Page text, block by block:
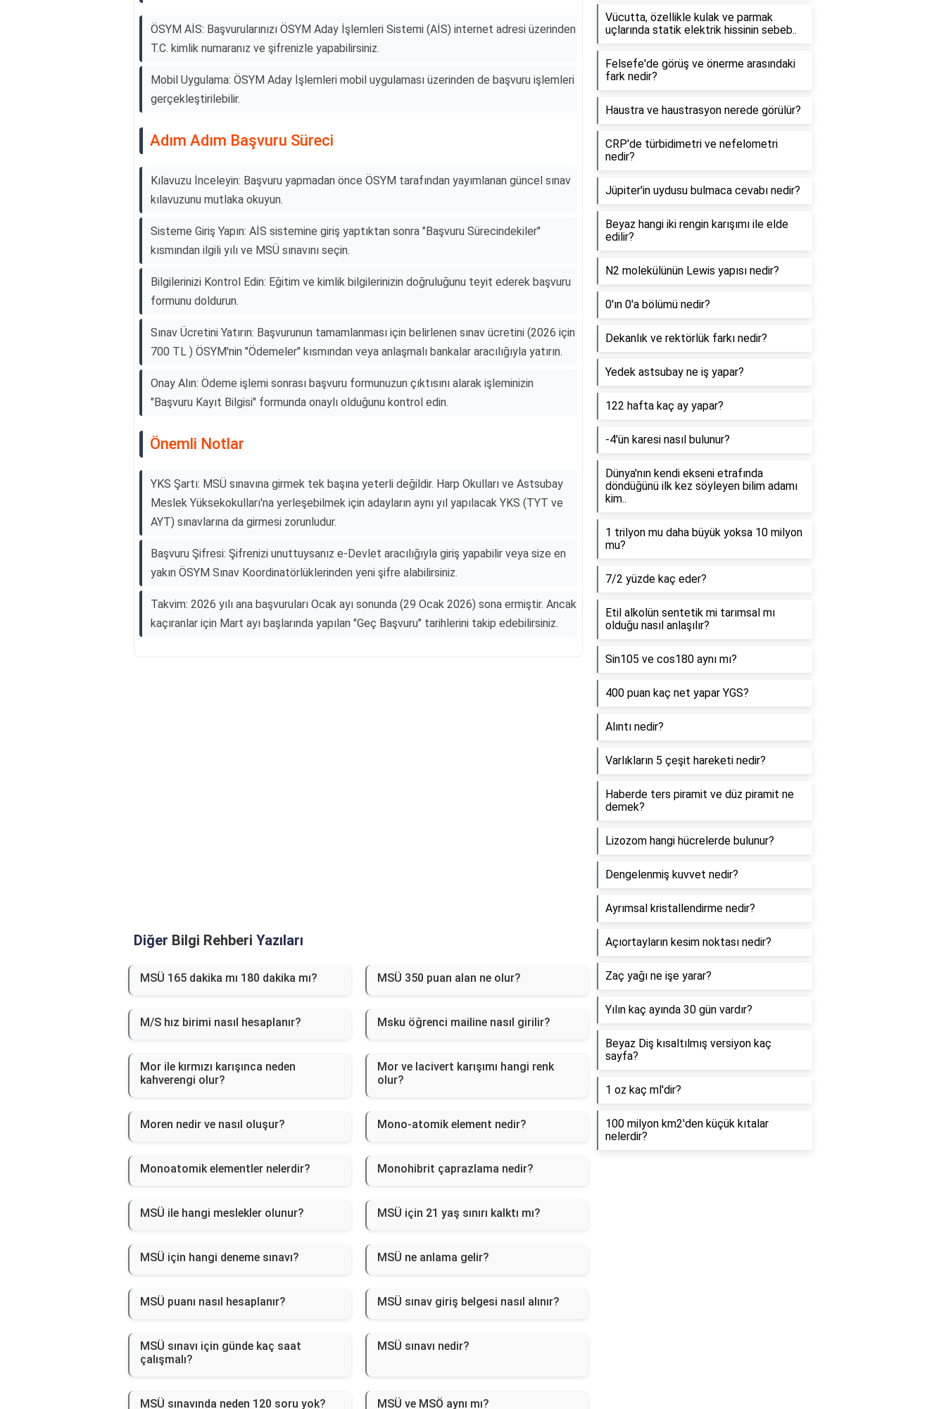
ÖSYM AİS: Başvurularınızı ÖSYM Aday İşlemleri Sistemi (AİS) internet adresi üzerinden
T.C. kimlik numaranız ve şifrenizle yapabilirsiniz.
Mobil Uygulama: ÖSYM Aday İşlemleri mobil uygulaması üzerinden de başvuru işlemleri
gerçekleştirilebilir.
Adım Adım Başvuru Süreci
Kılavuzu İnceleyin: Başvuru yapmadan önce ÖSYM tarafından yayımlanan güncel sınav
kılavuzunu mutlaka okuyun.
Sisteme Giriş Yapın: AİS sistemine giriş yaptıktan sonra "Başvuru Sürecindekiler"
kısmından ilgili yılı ve MSÜ sınavını seçin.
Bilgilerinizi Kontrol Edin: Eğitim ve kimlik bilgilerinizin doğruluğunu teyit ederek başvuru
formunu doldurun.
Sınav Ücretini Yatırın: Başvurunun tamamlanması için belirlenen sınav ücretini (2026 için
700 TL ) ÖSYM'nin "Ödemeler" kısmından veya anlaşmalı bankalar aracılığıyla yatırın.
Onay Alın: Ödeme işlemi sonrası başvuru formunuzun çıktısını alarak işleminizin
"Başvuru Kayıt Bilgisi" formunda onaylı olduğunu kontrol edin.
Önemli Notlar
YKS Şartı: MSÜ sınavına girmek tek başına yeterli değildir. Harp Okulları ve Astsubay
Meslek Yüksekokulları'na yerleşebilmek için adayların aynı yıl yapılacak YKS (TYT ve
AYT) sınavlarına da girmesi zorunludur.
Başvuru Şifresi: Şifrenizi unuttuysanız e-Devlet aracılığıyla giriş yapabilir veya size en
yakın ÖSYM Sınav Koordinatörlüklerinden yeni şifre alabilirsiniz.
Takvim: 2026 yılı ana başvuruları Ocak ayı sonunda (29 Ocak 2026) sona ermiştir. Ancak
kaçıranlar için Mart ayı başlarında yapılan "Geç Başvuru" tarihlerini takip edebilirsiniz.
Diğer Bilgi Rehberi Yazıları
MSÜ 165 dakika mı 180 dakika mı? MSÜ 350 puan alan ne olur?
M/S hız birimi nasıl hesaplanır? Msku öğrenci mailine nasıl girilir?
Mor ile kırmızı karışınca neden
kahverengi olur?
Mor ve lacivert karışımı hangi renk
olur?
Moren nedir ve nasıl oluşur? Mono-atomik element nedir?
Monoatomik elementler nelerdir? Monohibrit çaprazlama nedir?
MSÜ ile hangi meslekler olunur? MSÜ için 21 yaş sınırı kalktı mı?
MSÜ için hangi deneme sınavı? MSÜ ne anlama gelir?
MSÜ puanı nasıl hesaplanır? MSÜ sınav giriş belgesi nasıl alınır?
MSÜ sınavı için günde kaç saat
çalışmalı?
MSÜ sınavı nedir?
MSÜ sınavında neden 120 soru yok? MSÜ ve MSÖ aynı mı?
Vücutta, özellikle kulak ve parmak
uçlarında statik elektrik hissinin sebeb..
Felsefe'de görüş ve önerme arasındaki
fark nedir?
Haustra ve haustrasyon nerede görülür?
CRP'de türbidimetri ve nefelometri
nedir?
Jüpiter'in uydusu bulmaca cevabı nedir?
Beyaz hangi iki rengin karışımı ile elde
edilir?
N2 molekülünün Lewis yapısı nedir?
0'ın 0'a bölümü nedir?
Dekanlık ve rektörlük farkı nedir?
Yedek astsubay ne iş yapar?
122 hafta kaç ay yapar?
-4'ün karesi nasıl bulunur?
Dünya'nın kendi ekseni etrafında
döndüğünü ilk kez söyleyen bilim adamı
kim..
1 trilyon mu daha büyük yoksa 10 milyon
mu?
7/2 yüzde kaç eder?
Etil alkolün sentetik mi tarımsal mı
olduğu nasıl anlaşılır?
Sin105 ve cos180 aynı mı?
400 puan kaç net yapar YGS?
Alıntı nedir?
Varlıkların 5 çeşit hareketi nedir?
Haberde ters piramit ve düz piramit ne
demek?
Lizozom hangi hücrelerde bulunur?
Dengelenmiş kuvvet nedir?
Ayrımsal kristallendirme nedir?
Açıortayların kesim noktası nedir?
Zaç yağı ne işe yarar?
Yılın kaç ayında 30 gün vardır?
Beyaz Diş kısaltılmış versiyon kaç
sayfa?
1 oz kaç ml'dir?
100 milyon km2'den küçük kıtalar
nelerdir?